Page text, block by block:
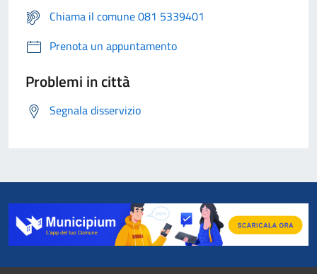
Chiama il comune 081 5339401
Prenota un appuntamento
Problemi in città
Segnala disservizio